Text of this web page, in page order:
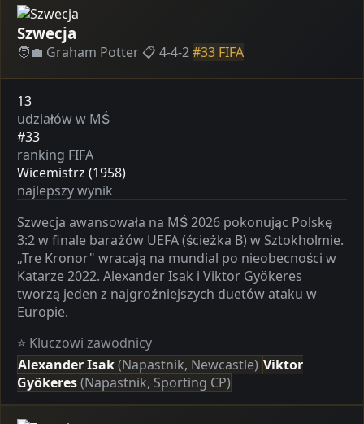
Szwecja
🧑‍💼 Graham Potter 📋 4-4-2#33 FIFA
13
udziałów w MŚ
#33
ranking FIFA
Wicemistrz (1958)
najlepszy wynik
Szwecja awansowała na MŚ 2026 pokonując Polskę
3:2 w finale barażów UEFA (ścieżka B) w Sztokholmie.
„Tre Kronor" wracają na mundial po nieobecności w
Katarze 2022. Alexander Isak i Viktor Gyökeres
tworzą jeden z najgroźniejszych duetów ataku w
Europie.
⭐ Kluczowi zawodnicy
Alexander Isak(Napastnik, Newcastle) Viktor
Gyökeres(Napastnik, Sporting CP)